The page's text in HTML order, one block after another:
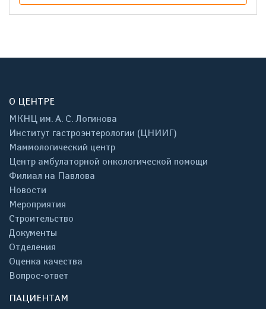
О ЦЕНТРЕ
МКНЦ им. А. С. Логинова
Институт гастроэнтерологии (ЦНИИГ)
Маммологический центр
Центр амбулаторной онкологической помощи
Филиал на Павлова
Новости
Мероприятия
Строительство
Документы
Отделения
Оценка качества
Вопрос-ответ
ПАЦИЕНТАМ